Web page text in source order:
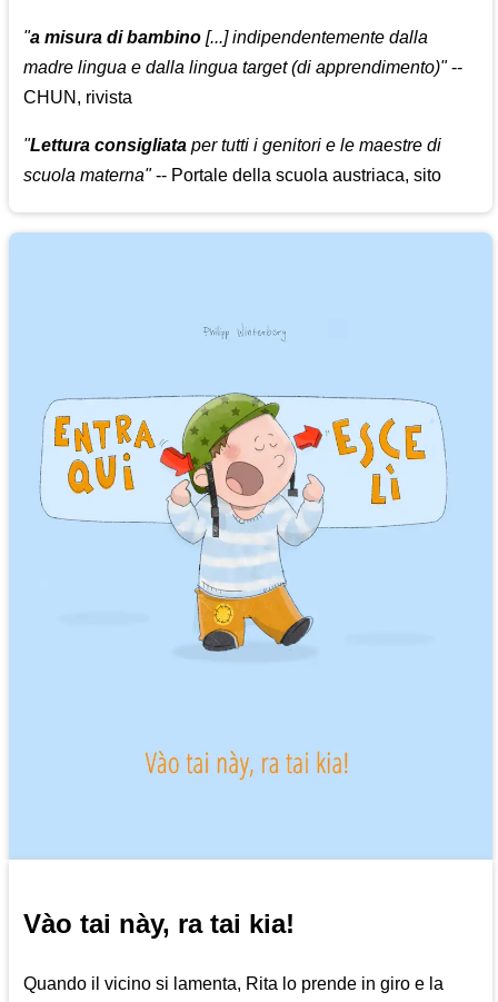
"a misura di bambino [...] indipendentemente dalla
madre lingua e dalla lingua target (di apprendimento)"--
CHUN, rivista
"Lettura consigliata per tutti i genitori e le maestre di
scuola materna"-- Portale della scuola austriaca, sito
Vào tai này, ra tai kia!
Quando il vicino si lamenta, Rita lo prende in giro e la